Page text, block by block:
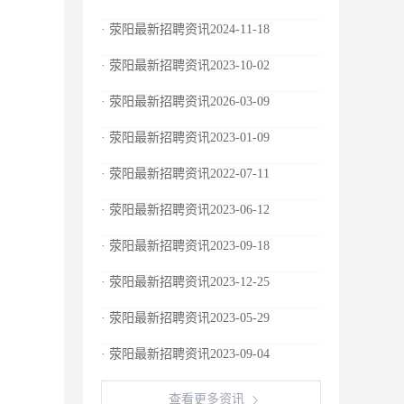
· 荥阳最新招聘资讯2024-11-18
· 荥阳最新招聘资讯2023-10-02
· 荥阳最新招聘资讯2026-03-09
· 荥阳最新招聘资讯2023-01-09
· 荥阳最新招聘资讯2022-07-11
· 荥阳最新招聘资讯2023-06-12
· 荥阳最新招聘资讯2023-09-18
· 荥阳最新招聘资讯2023-12-25
· 荥阳最新招聘资讯2023-05-29
· 荥阳最新招聘资讯2023-09-04
查看更多资讯